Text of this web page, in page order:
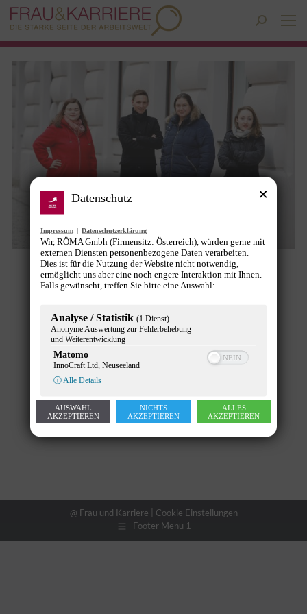
Search:
Sylvia Steinitz und zwei weitere
Kolleginnen neu bei Mindworker
News VonGunther Pany 25. Januar 2021
@ Frau und Karriere | Cookie Einstellungen
Footer Menu 1
Datenschutz
Impressum | Datenschutzerklärung
Wir, RÖMA Gmbh (Firmensitz: Österreich), würden gerne mit
externen Diensten personenbezogene Daten verarbeiten.
Dies ist für die Nutzung der Website nicht notwendig,
ermöglicht uns aber eine noch engere Interaktion mit Ihnen.
Falls gewünscht, treffen Sie bitte eine Auswahl:
Analyse / Statistik (1 Dienst)
Anonyme Auswertung zur Fehlerbehebung
und Weiterentwicklung
Matomo
InnoCraft Ltd, Neuseeland
ⓘ Alle Details
AUSWAHL
AKZEPTIEREN
NICHTS
AKZEPTIEREN
ALLES
AKZEPTIEREN